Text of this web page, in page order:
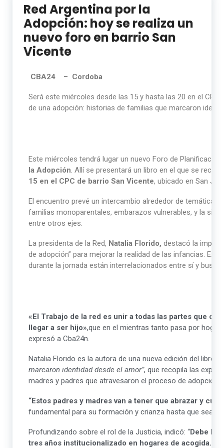
Red Argentina por la
Adopción: hoy se realiza un
nuevo foro en barrio San
Vicente
CBA24 – Cordoba
Será este miércoles desde las 15 y hasta las 20 en el
de una adopción: historias de familias que marcaron
Este miércoles tendrá lugar un nuevo Foro de
la Adopción. Allí se presentará un libro en el que se
15 en el CPC de barrio San Vicente, ubicado en San
El encuentro prevé un intercambio alrededor de temáticas
familias monoparentales, embarazos vulnerables, y la
entre otros ejes.
La presidenta de la Red, Natalia Florido, destacó la
de adopción” para mejorar la realidad de las infancias.
durante la jornada están interrelacionados entre sí y
«El Trabajo de la red es unir a todas las partes que
llegar a ser hijo»,que en el mientras tanto pasa por
expresó a Cba24n.
Natalia Florido es la autora de una nueva edición del libro
marcaron identidad desde el amor”, que recopila las
madres y padres que atravesaron el proceso de adopción
“Estos padres y madres van a tener que abrazar y
fundamental para su formación y crianza hasta que sea
Profundizando sobre el rol de la Justicia, indicó: “Debe
tres años institucionalizado en hogares de acogida.